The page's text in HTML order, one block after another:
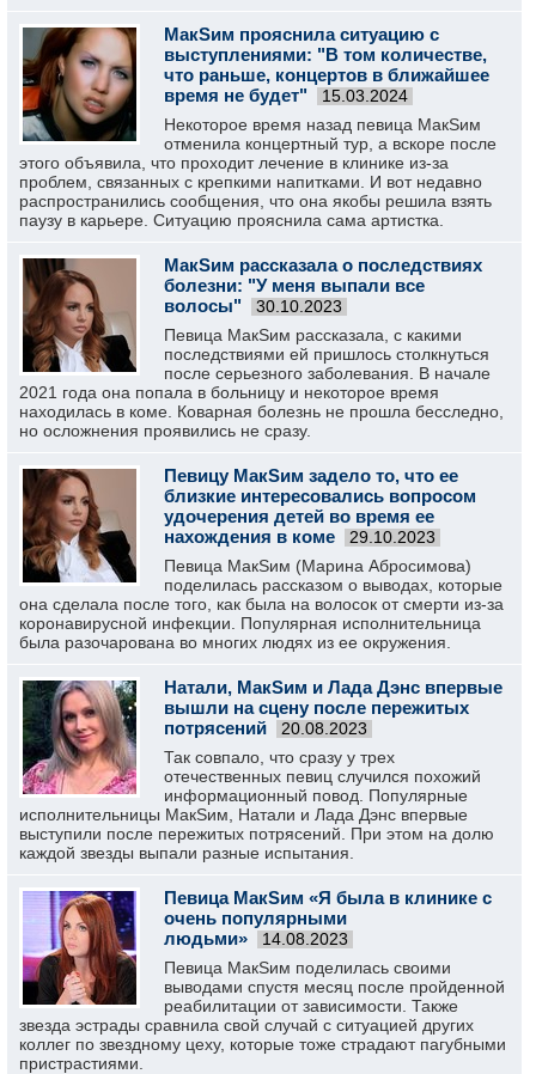
МакSим прояснила ситуацию с
выступлениями: "В том количестве,
что раньше, концертов в ближайшее
время не будет"
15.03.2024
Некоторое время назад певица МакSим
отменила концертный тур, а вскоре после
этого объявила, что проходит лечение в клинике из-за
проблем, связанных с крепкими напитками. И вот недавно
распространились сообщения, что она якобы решила взять
паузу в карьере. Ситуацию прояснила сама артистка.
МакSим рассказала о последствиях
болезни: "У меня выпали все
волосы"
30.10.2023
Певица МакSим рассказала, с какими
последствиями ей пришлось столкнуться
после серьезного заболевания. В начале
2021 года она попала в больницу и некоторое время
находилась в коме. Коварная болезнь не прошла бесследно,
но осложнения проявились не сразу.
Певицу МакSим задело то, что ее
близкие интересовались вопросом
удочерения детей во время ее
нахождения в коме
29.10.2023
Певица МакSим (Марина Абросимова)
поделилась рассказом о выводах, которые
она сделала после того, как была на волосок от смерти из-за
коронавирусной инфекции. Популярная исполнительница
была разочарована во многих людях из ее окружения.
Натали, МакSим и Лада Дэнс впервые
вышли на сцену после пережитых
потрясений
20.08.2023
Так совпало, что сразу у трех
отечественных певиц случился похожий
информационный повод. Популярные
исполнительницы МакSим, Натали и Лада Дэнс впервые
выступили после пережитых потрясений. При этом на долю
каждой звезды выпали разные испытания.
Певица МакSим «Я была в клинике с
очень популярными
людьми»
14.08.2023
Певица МакSим поделилась своими
выводами спустя месяц после пройденной
реабилитации от зависимости. Также
звезда эстрады сравнила свой случай с ситуацией других
коллег по звездному цеху, которые тоже страдают пагубными
пристрастиями.